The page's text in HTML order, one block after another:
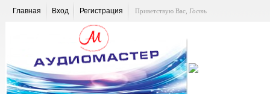
Главная Вход Регистрация Приветствую Вас Гость